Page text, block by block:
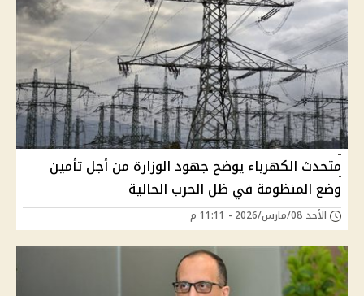
متحدث الكهرباء يوضح جهود الوزارة من أجل تأمين
وضع المنظومة في ظل الحرب الحالية
الأحد 08/مارس/2026 - 11:11 م